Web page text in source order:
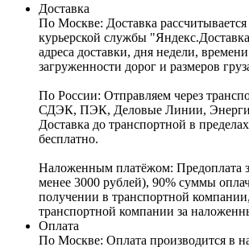
Доставка
По Москве: Доставка
курьерской службы
адреса доставки, дня недели,
загруженности дорог и размеров
По России: Отправляем через
СДЭК, ПЭК, Деловые Линии,
Доставка до транспортной в
бесплатно.
Наложенным платёжом: Предоплата
менее 3000 рублей), 90% суммы
получении в транспортной
транспортной компании за
Оплата
По Москве: Оплата производится в